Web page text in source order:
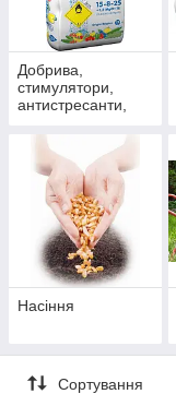
Добрива,
стимулятори,
антистресанти,
Насіння
Сортування